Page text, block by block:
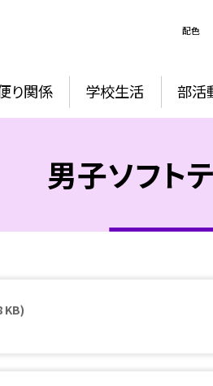
配色
り関係 学校生活 部活
男子ソフト
KB)